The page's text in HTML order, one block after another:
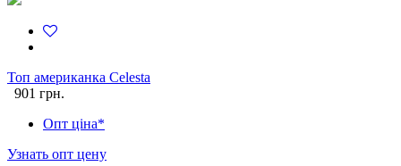
Топ американка Celesta
901 грн.
Опт ціна*
Узнать опт цену